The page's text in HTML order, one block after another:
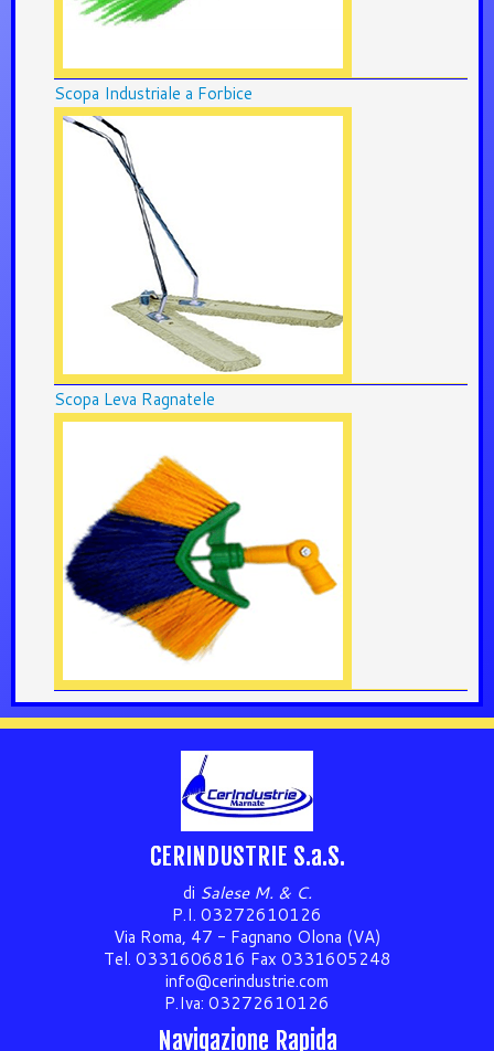
Scopa Industriale a Forbice
Scopa Leva Ragnatele
CERINDUSTRIE S.a.S.
di Salese M. & C.
P.I. 03272610126
Via Roma, 47 - Fagnano Olona (VA)
Tel. 0331606816 Fax 0331605248
info@cerindustrie.com
P.Iva: 03272610126
Navigazione Rapida